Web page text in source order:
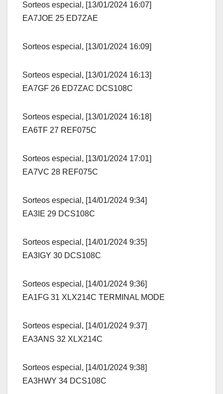
Sorteos especial, [13/01/2024 16:07]
EA7JOE 25 ED7ZAE
Sorteos especial, [13/01/2024 16:09]
Sorteos especial, [13/01/2024 16:13]
EA7GF 26 ED7ZAC DCS108C
Sorteos especial, [13/01/2024 16:18]
EA6TF 27 REF075C
Sorteos especial, [13/01/2024 17:01]
EA7VC 28 REF075C
Sorteos especial, [14/01/2024 9:34]
EA3IE 29 DCS108C
Sorteos especial, [14/01/2024 9:35]
EA3IGY 30 DCS108C
Sorteos especial, [14/01/2024 9:36]
EA1FG 31 XLX214C TERMINAL MODE
Sorteos especial, [14/01/2024 9:37]
EA3ANS 32 XLX214C
Sorteos especial, [14/01/2024 9:38]
EA3HWY 34 DCS108C